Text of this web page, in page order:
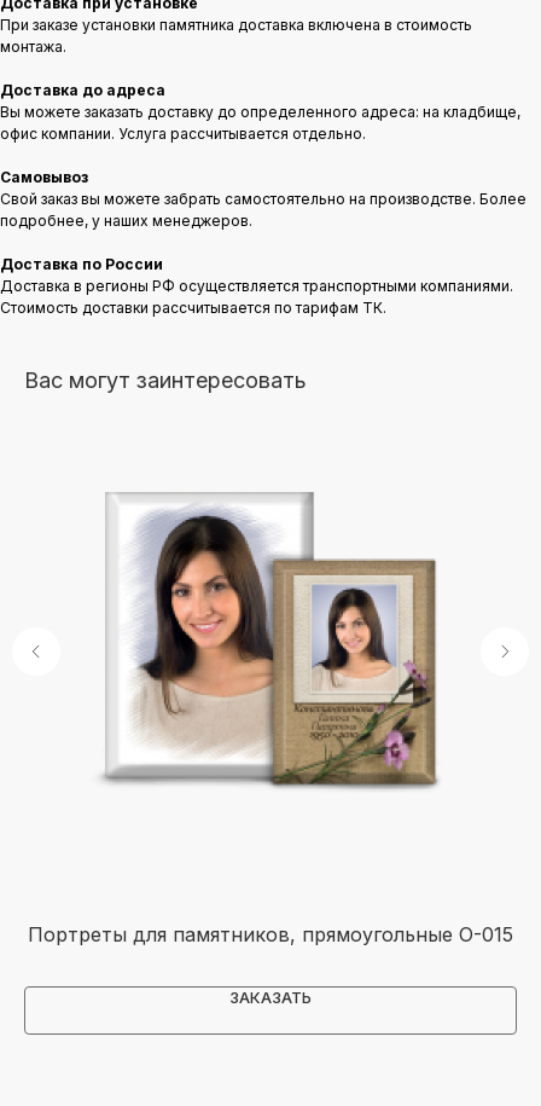
При заказе установки памятника доставка включена в стоимость
монтажа.
Доставка до адреса
Вы можете заказать доставку до определенного адреса: на кладбище,
офис компании. Услуга рассчитывается отдельно.
Самовывоз
Свой заказ вы можете забрать самостоятельно на производстве. Более
подробнее, у наших менеджеров.
Доставка по России
Доставка в регионы РФ осуществляется транспортными компаниями.
Стоимость доставки рассчитывается по тарифам ТК.
Вас могут заинтересовать
Портреты для памятников, прямоугольные O-015
ЗАКАЗАТЬ